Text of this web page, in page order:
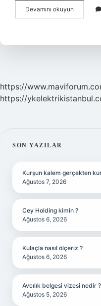
Devamını okuyun
Senet
Edilir
https://
https://
SIDEBAR
SON YAZILAR
Kurşun kalem gerçekten
Ağustos 7, 2026
Cey Holding kimin ?
Ağustos 6, 2026
Kulaçla nasıl ölçeriz ?
Ağustos 6, 2026
Avcılık belgesi vizesi nedir ?
Ağustos 5, 2026